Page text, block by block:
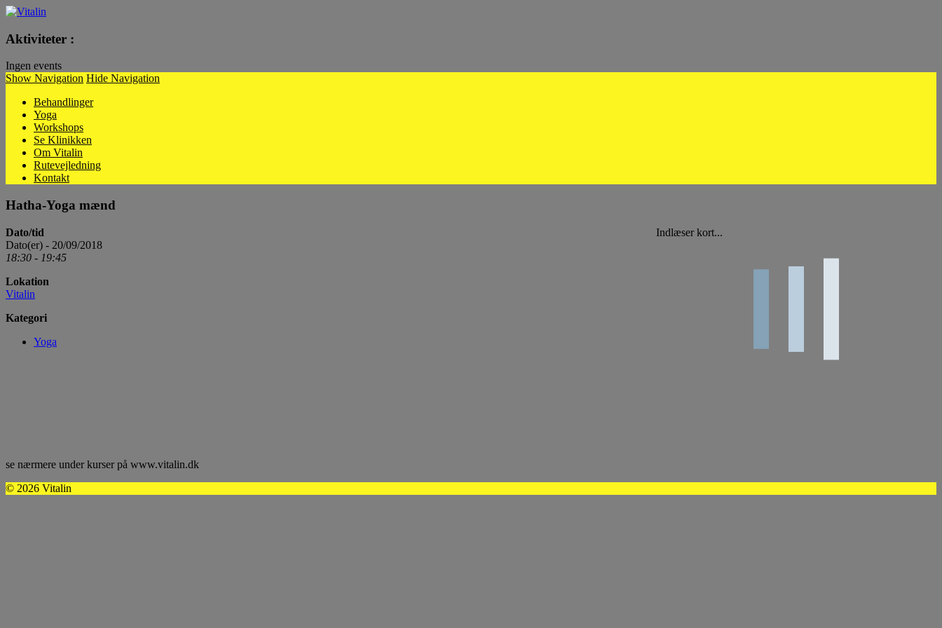
Aktiviteter :
Ingen events
Show Navigation Hide Navigation
Behandlinger
Yoga
Workshops
Se Klinikken
Om Vitalin
Rutevejledning
Kontakt
Hatha-Yoga mænd
Indlæser kort...
Dato/tid
Dato(er) - 20/09/2018
18:30 - 19:45
Lokation
Vitalin
Kategori
Yoga
se nærmere under kurser på www.vitalin.dk
© 2026 Vitalin